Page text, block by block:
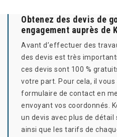
Obtenez des devis de
engagement auprès de
Avant d’effectuer des
des devis est très
ces devis sont 100 %
votre part. Pour cela, il
formulaire de contact en
envoyant vos coordonnés.
un devis avec plus de
ainsi que les tarifs de